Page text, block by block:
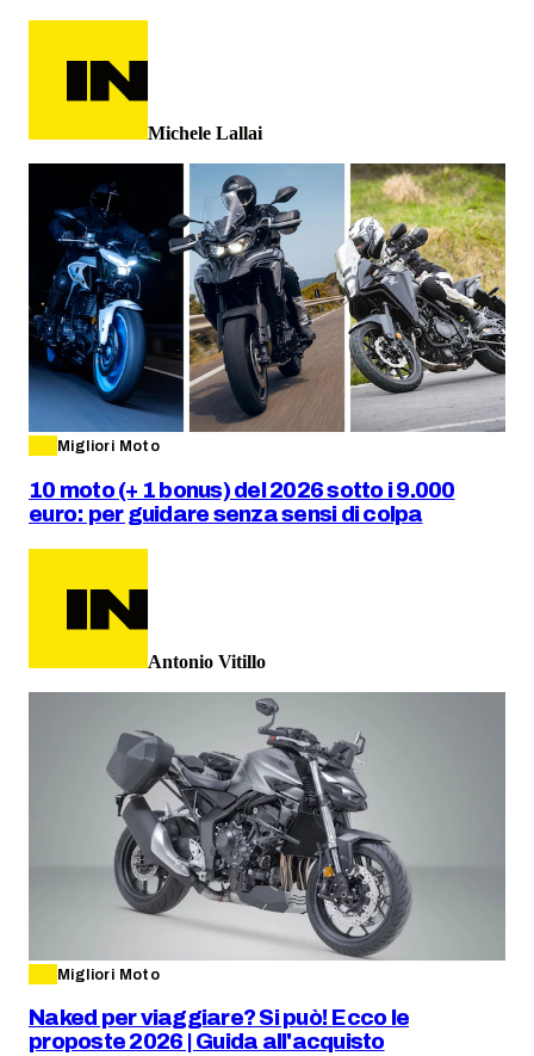
Michele Lallai
Migliori Moto
10 moto (+ 1 bonus) del 2026 sotto i 9.000
euro: per guidare senza sensi di colpa
Antonio Vitillo
Migliori Moto
Naked per viaggiare? Si può! Ecco le
proposte 2026 | Guida all'acquisto